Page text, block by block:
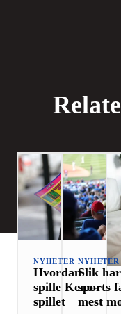
NYHETER
Hvordan
spille Keno-
spillet
NYHETER
Slik har
sports
mest